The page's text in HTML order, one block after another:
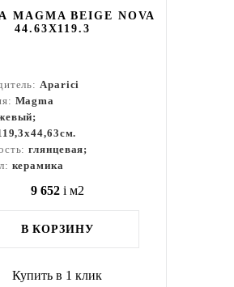
MAGMA BEIGE NOVA
44.63X119.3
Aparici
Magma
глянцевая;
керамика
9 652 i м2
В КОРЗИНУ
Купить в 1 клик